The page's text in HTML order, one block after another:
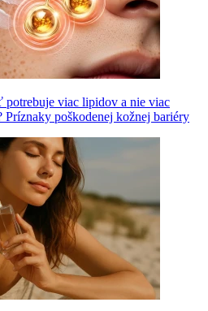
viac lipidov a nie viac
poškodenej kožnej bariéry